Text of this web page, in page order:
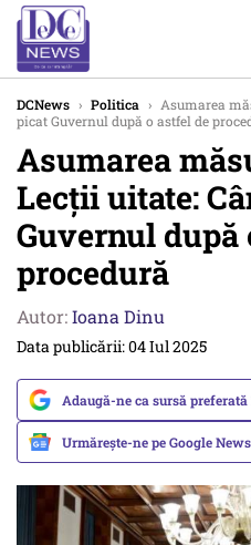
DCNews › Politica › Asumarea
picat Guvernul după o astfel de
Asumarea
Lecții uitate:
Guvernul după
procedură
Autor:Ioana Dinu
Data publicării: 04 Iul 2025
Adaugă-ne ca sursă
Urmărește-ne pe Google News